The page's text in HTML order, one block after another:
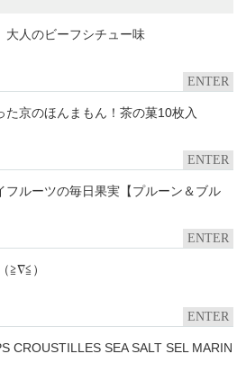
大人のビーフシチュー味
ENTER
た京のほんまもん！茶の菓10枚入
ENTER
フルーツの毎日果実【プルーン＆ブル
ENTER
≧∇≦）
ENTER
CROUSTILLES SEA SALT SEL MARIN